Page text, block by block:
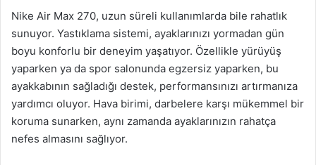
Nike Air Max 270, uzun süreli kullanımlarda bile rahatlık
sunuyor. Yastıklama sistemi, ayaklarınızı yormadan gün
boyu konforlu bir deneyim yaşatıyor. Özellikle yürüyüş
yaparken ya da spor salonunda egzersiz yaparken, bu
ayakkabının sağladığı destek, performansınızı artırmanıza
yardımcı oluyor. Hava birimi, darbelere karşı mükemmel bir
koruma sunarken, aynı zamanda ayaklarınızın rahatça
nefes almasını sağlıyor.